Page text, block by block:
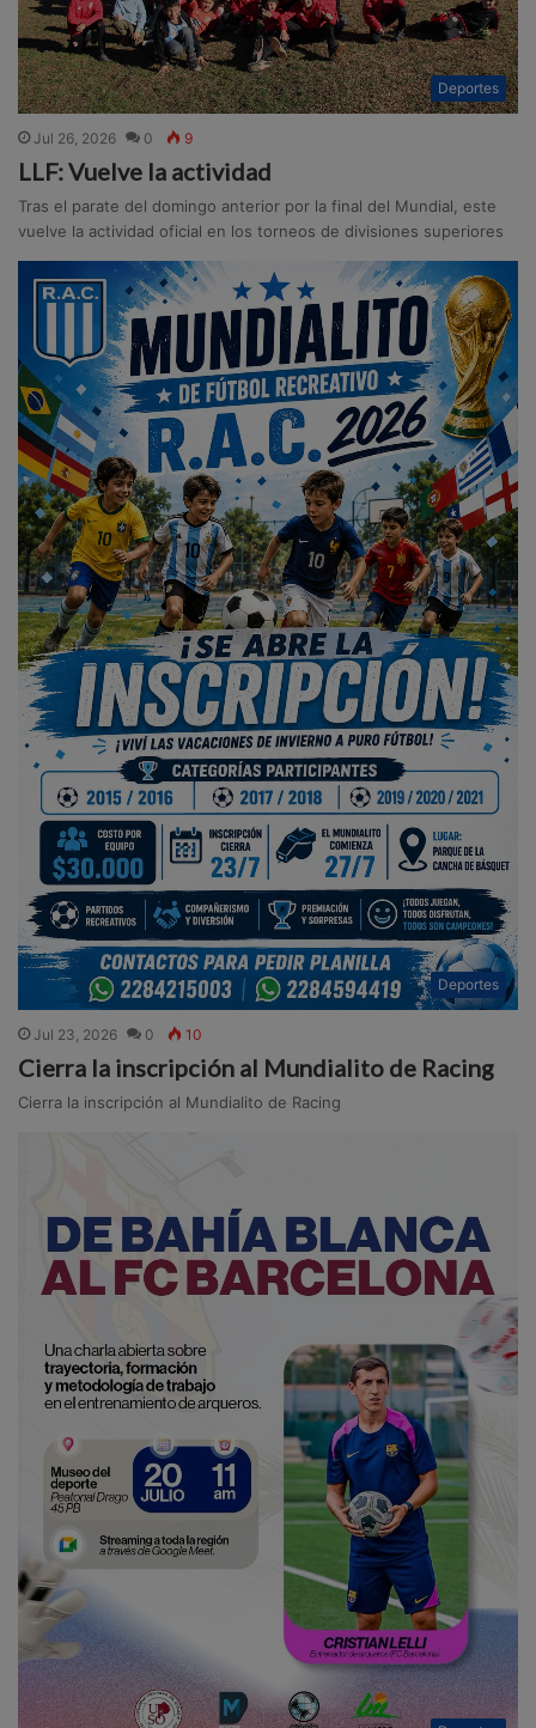
Deportes
Jul 26, 2026 0 9
LLF: Vuelve la actividad
Tras el parate del domingo anterior por la final del Mundial, este
vuelve la actividad oficial en los torneos de divisiones superiores
Deportes
Jul 23, 2026 0 10
Cierra la inscripción al Mundialito de Racing
Cierra la inscripción al Mundialito de Racing